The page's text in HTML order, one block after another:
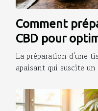
Comment
CBD pour
La préparation d'une
apaisant qui suscite